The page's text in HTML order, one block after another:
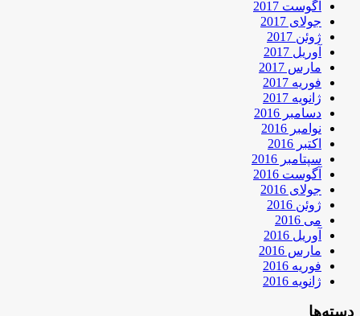
آگوست 2017
جولای 2017
ژوئن 2017
آوریل 2017
مارس 2017
فوریه 2017
ژانویه 2017
دسامبر 2016
نوامبر 2016
اکتبر 2016
سپتامبر 2016
آگوست 2016
جولای 2016
ژوئن 2016
می 2016
آوریل 2016
مارس 2016
فوریه 2016
ژانویه 2016
دسته‌ها